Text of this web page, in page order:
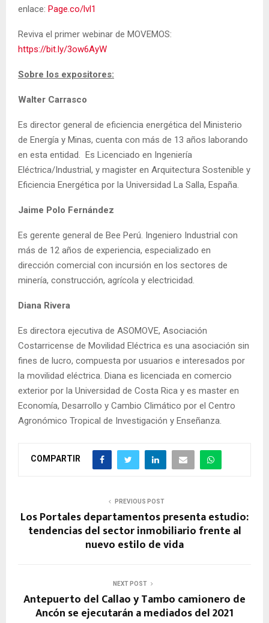
enlace: Page.co/lvl1
Reviva el primer webinar de MOVEMOS:
https://bit.ly/3ow6AyW
Sobre los expositores:
Walter Carrasco
Es director general de eficiencia energética del Ministerio
de Energía y Minas, cuenta con más de 13 años laborando
en esta entidad. Es Licenciado en Ingeniería
Eléctrica/Industrial, y magister en Arquitectura Sostenible y
Eficiencia Energética por la Universidad La Salla, España.
Jaime Polo Fernández
Es gerente general de Bee Perú. Ingeniero Industrial con
más de 12 años de experiencia, especializado en
dirección comercial con incursión en los sectores de
minería, construcción, agrícola y electricidad.
Diana Rivera
Es directora ejecutiva de ASOMOVE, Asociación
Costarricense de Movilidad Eléctrica es una asociación sin
fines de lucro, compuesta por usuarios e interesados por
la movilidad eléctrica. Diana es licenciada en comercio
exterior por la Universidad de Costa Rica y es master en
Economía, Desarrollo y Cambio Climático por el Centro
Agronómico Tropical de Investigación y Enseñanza.
COMPARTIR
PREVIOUS POST
Los Portales departamentos presenta estudio:
tendencias del sector inmobiliario frente al
nuevo estilo de vida
NEXT POST
Antepuerto del Callao y Tambo camionero de
Ancón se ejecutarán a mediados del 2021